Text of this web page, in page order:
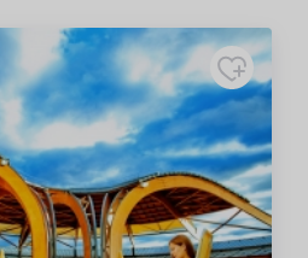
Adatkezelési